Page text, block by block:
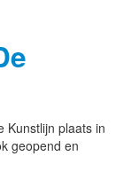
Kunstlijn plaats in
geopend en